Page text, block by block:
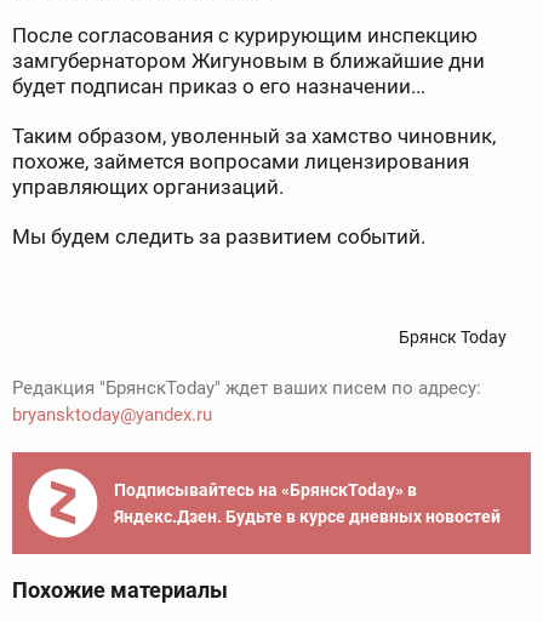
После согласования с курирующим инспекцию
замгубернатором Жигуновым в ближайшие дни
будет подписан приказ о его назначении...
Таким образом, уволенный за хамство чиновник,
похоже, займется вопросами лицензирования
управляющих организаций.
Мы будем следить за развитием событий.
Брянск Today
Редакция "БрянскToday" ждет ваших писем по адресу:
bryansktoday@yandex.ru
Подписывайтесь на «БрянскToday» в
Яндекс.Дзен. Будьте в курсе дневных новостей
Похожие материалы